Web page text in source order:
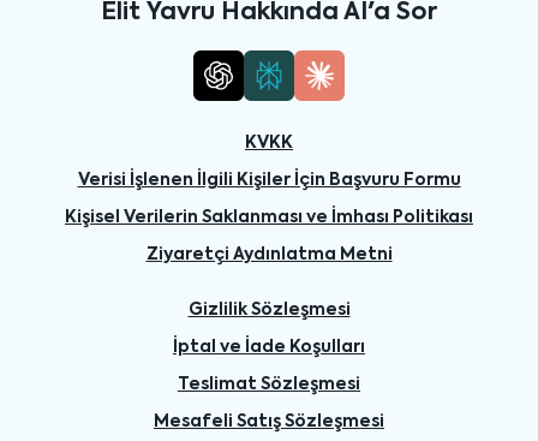
Elit Yavru Hakkında AI'a Sor
KVKK
Verisi İşlenen İlgili Kişiler İçin Başvuru Formu
Kişisel Verilerin Saklanması ve İmhası Politikası
Ziyaretçi Aydınlatma Metni
Gizlilik Sözleşmesi
İptal ve İade Koşulları
Teslimat Sözleşmesi
Mesafeli Satış Sözleşmesi